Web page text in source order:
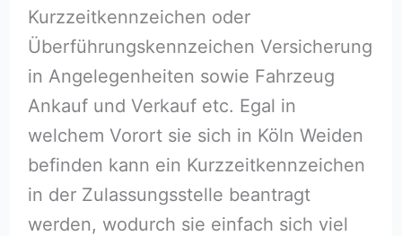
Kurzzeitkennzeichen oder
Überführungskennzeichen Versicherung
in Angelegenheiten sowie Fahrzeug
Ankauf und Verkauf etc. Egal in
welchem Vorort sie sich in Köln Weiden
befinden kann ein Kurzzeitkennzeichen
in der Zulassungsstelle beantragt
werden, wodurch sie einfach sich viel